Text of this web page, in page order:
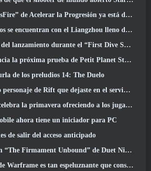
Acelerar la Progresión ya está disponible en NosTale
el Liangzhou lleno de nieve ahora disponible con el lanzamiento de la versión 1.5
lanzamiento durante el “First Dive Show”
la próxima prueba de Petit Planet Stardrift
de los preludios 14: The Duelo
que dejaste en el servidor muerto? Gamigo tiene una solución para eso
ofreciendo a los jugadores una linda montura de conejito
ahora tiene un iniciador para PC
de salir del acceso anticipado
Unbound” de Duet Night Abyss concluye la historia de Huaxu
es tan espeluznante que consiguió su propio tráiler de Red Band